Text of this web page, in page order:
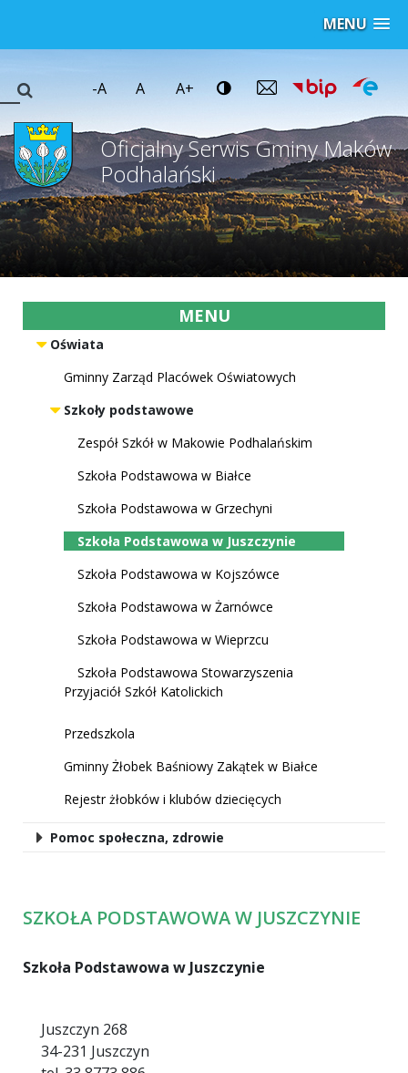
MENU
Oficjalny Serwis Gminy Maków
Podhalański
-A A A+
MENU
Oświata
Gminny Zarząd Placówek Oświatowych
Szkoły podstawowe
Zespół Szkół w Makowie Podhalańskim
Szkoła Podstawowa w Białce
Szkoła Podstawowa w Grzechyni
Szkoła Podstawowa w Juszczynie
Szkoła Podstawowa w Kojszówce
Szkoła Podstawowa w Żarnówce
Szkoła Podstawowa w Wieprzcu
Szkoła Podstawowa Stowarzyszenia
Przyjaciół Szkół Katolickich
Przedszkola
Gminny Żłobek Baśniowy Zakątek w Białce
Rejestr żłobków i klubów dziecięcych
Pomoc społeczna, zdrowie
SZKOŁA PODSTAWOWA W JUSZCZYNIE
Szkoła Podstawowa w Juszczynie
Juszczyn 268
34-231 Juszczyn